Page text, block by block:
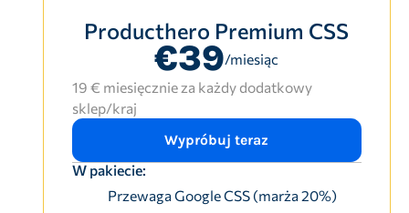
Producthero Premium CSS
€39/miesiąc
19 € miesięcznie za każdy dodatkowy
sklep/kraj
Wypróbuj teraz
W pakiecie:
Przewaga Google CSS (marża 20%)